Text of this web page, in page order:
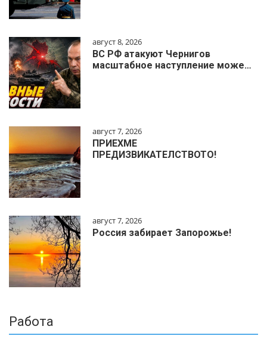
август 8, 2026
ВС РФ атакуют Чернигов
масштабное наступление може…
август 7, 2026
ПРИЕХМЕ
ПРЕДИЗВИКАТЕЛСТВОТО!
август 7, 2026
Россия забирает Запорожье!
Работа